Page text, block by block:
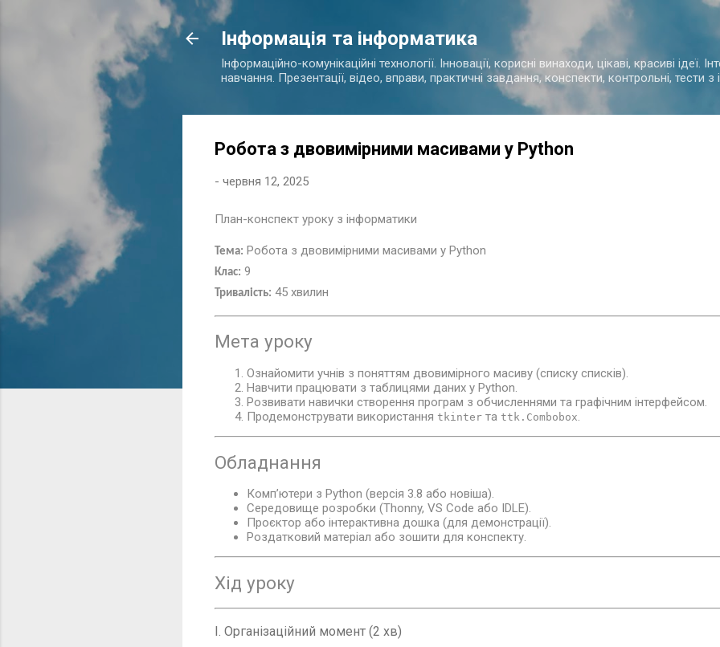
Перейти до основного вмісту
Інформація та інформатика
Інформаційно-комунікаційні технології. Інновації, корисні винаходи, цікаві, красиві ідеї.
навчання. Презентації, відео, вправи, практичні завдання, конспекти, контрольні, тести
Робота з двовимірними масивами у Python
- червня 12, 2025
План-конспект уроку з інформатики
Тема: Робота з двовимірними масивами у Python
Клас: 9
Тривалість: 45 хвилин
Мета уроку
Ознайомити учнів з поняттям двовимірного масиву (списку списків).
Навчити працювати з таблицями даних у Python.
Розвивати навички створення програм з обчисленнями та графічним інтерфейсом.
Продемонструвати використання tkinter та ttk.Combobox.
Обладнання
Комп’ютери з Python (версія 3.8 або новіша).
Середовище розробки (Thonny, VS Code або IDLE).
Проєктор або інтерактивна дошка (для демонстрації).
Роздатковий матеріал або зошити для конспекту.
Хід уроку
I. Організаційний момент (2 хв)